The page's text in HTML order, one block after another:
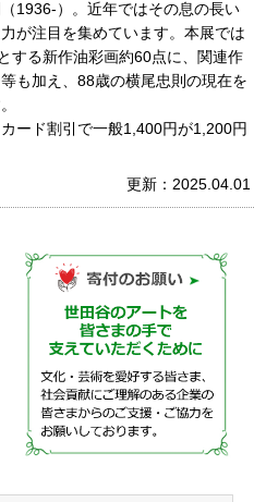
1936-）。近年ではその息の長い
が注目を集めています。本展では
する新作油彩画約60点に、関連作
も加え、88歳の横尾忠則の現在を
ード割引で一般1,400円が1,200円
更新：2025.04.01